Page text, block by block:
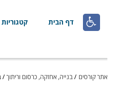
 דף הבית
אתר קורסים /בנייה, אחזקה, כרסום וריתוך/